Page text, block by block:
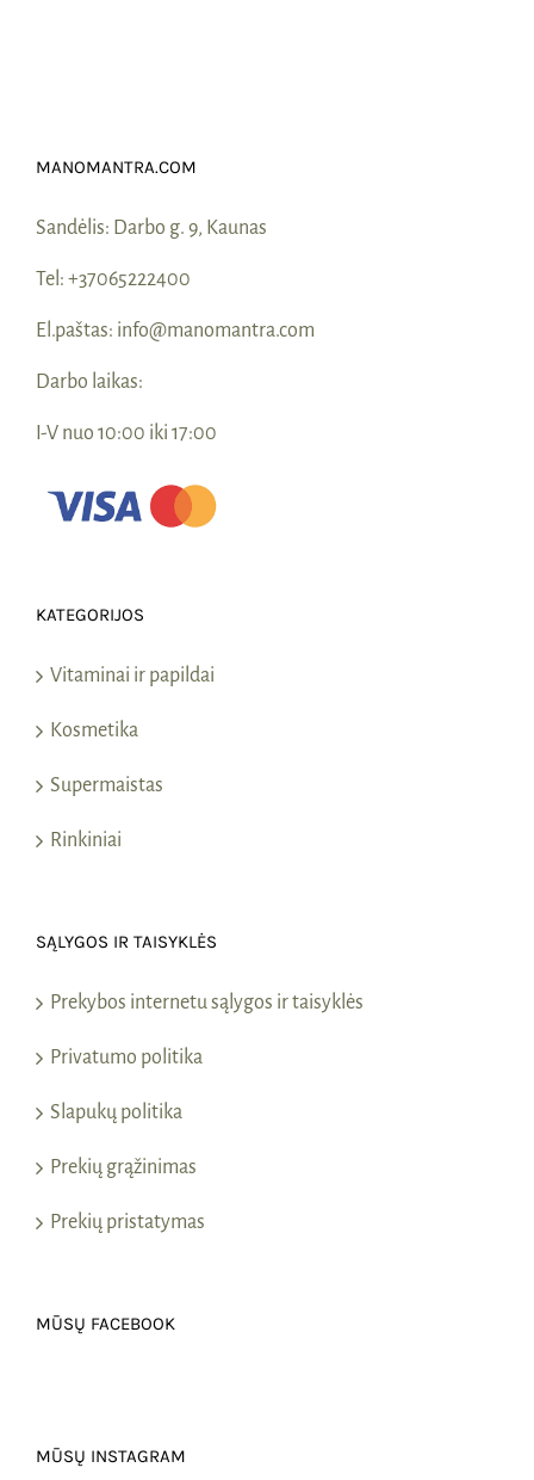
MANOMANTRA.COM
Sandėlis: Darbo g. 9, Kaunas
Tel: +37065222400
El.paštas: info@manomantra.com
Darbo laikas:
I-V nuo 10:00 iki 17:00
KATEGORIJOS
Vitaminai ir papildai
Kosmetika
Supermaistas
Rinkiniai
SĄLYGOS IR TAISYKLĖS
Prekybos internetu sąlygos ir taisyklės
Privatumo politika
Slapukų politika
Prekių grąžinimas
Prekių pristatymas
MŪSŲ FACEBOOK
MŪSŲ INSTAGRAM